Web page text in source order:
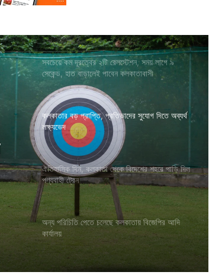
সবচেয়ে কম দূরত্বের ২টি রেলস্টেশন, সময় লাগে ৯
সেকেন্ড, হাত বাড়ালেই পাবেন কলকাতাবাসী
কলকাতার বড় প্রাপ্তি, প্রতিভাদের সুযোগ দিতে অব্যর্থ
লক্ষ্যভেদ
ঐতিহাসিক দিন, কলকাতা থেকে বিদেশের শহরে পাড়ি দিল
পণ্যবাহী ট্রেন
অন্য পরিচিতি পেতে চলেছে কলকাতায় বিজেপির আদি
কার্যালয়